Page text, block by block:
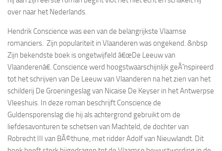
over naar het Nederlands.
Hendrik Conscience was een van de belangrijkste Vlaamse
romanciers. Zijn populariteit in Vlaanderen was ongekend. &nbsp
Zijn bekendste boek is ongetwijfeld â€œDe Leeuw van
Vlaanderenâ€. Conscience werd hoogstwaarschijnlijk geÃ¯nspireerd
tot het schrijven van De Leeuw van Vlaanderen na het zien van het
schilderij De Groeningeslagvan Nicaise De Keyser in het Antwerpse
Vleeshuis. In deze roman beschrijft Conscience de
Guldensporenslag die hij als achtergrond gebruikt om de
liefdesavonturen te schetsen van Machteld, de dochter van
Robrecht III van BÃ©thune, met ridder Adolf van Nieuwlandt. Dit